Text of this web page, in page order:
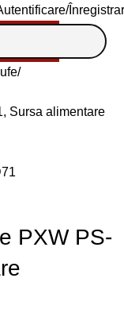
Sursa alimentare
PXW PS-